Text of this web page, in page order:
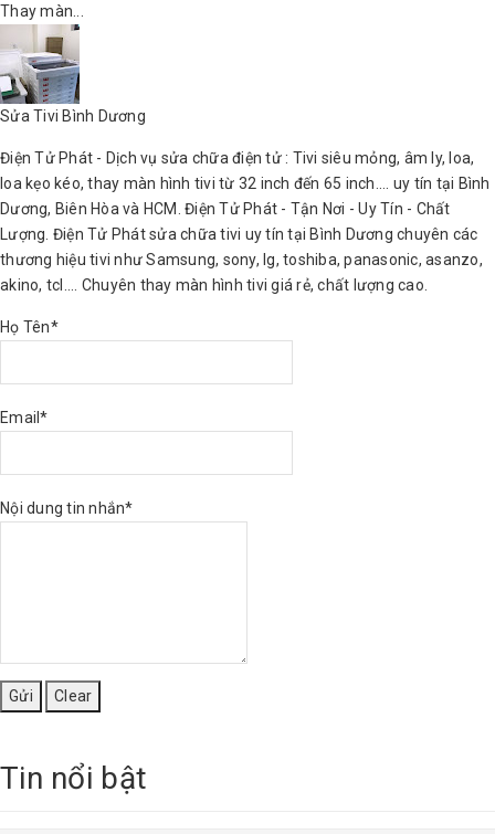
Thay màn...
Sửa Tivi Bình Dương
Điện Tử Phát - Dịch vụ sửa chữa điện tử : Tivi siêu mỏng, âm ly, loa,
loa kẹo kéo, thay màn hình tivi từ 32 inch đến 65 inch.... uy tín tại Bình
Dương, Biên Hòa và HCM. Điện Tử Phát - Tận Nơi - Uy Tín - Chất
Lượng. Điện Tử Phát sửa chữa tivi uy tín tại Bình Dương chuyên các
thương hiệu tivi như Samsung, sony, lg, toshiba, panasonic, asanzo,
akino, tcl.... Chuyên thay màn hình tivi giá rẻ, chất lượng cao.
Họ Tên*
Email*
Nội dung tin nhắn*
Tin nổi bật